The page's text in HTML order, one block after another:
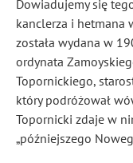
Dowiadujemy się
kanclerza i hetmana
została wydana w
ordynata
Topornickiego,
który podróżował
Topornicki zdaje w
„późniejszego